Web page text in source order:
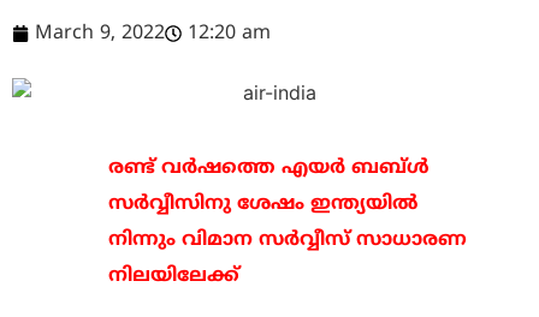
March 9, 2022 12:20 am
രണ്ട് വര്‍ഷത്തെ എയര്‍ ബബ്ള്‍
സര്‍വ്വീസിനു ശേഷം ഇന്ത്യയില്‍
നിന്നും വിമാന സര്‍വ്വീസ് സാധാരണ
നിലയിലേക്ക്